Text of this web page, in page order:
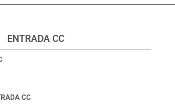
ENTRADA CC
CC